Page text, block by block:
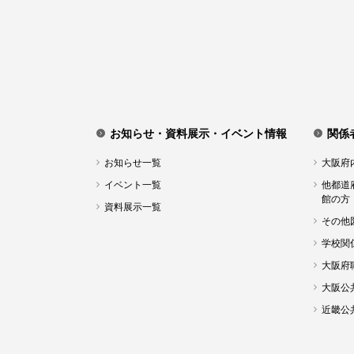
お知らせ・資料展示・イベント情報
お知らせ一覧
イベント一覧
資料展示一覧
関係
大阪府
他都道
館の方
その他
学校関
大阪府
大阪公
近畿公